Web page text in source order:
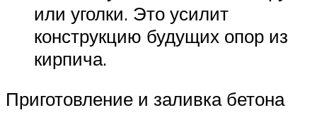
или уголки. Это усилит
конструкцию будущих опор из
кирпича.
Приготовление и заливка бетона